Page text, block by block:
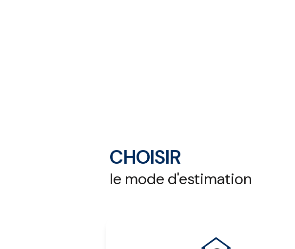
CHOISIR
le mode d'estimation